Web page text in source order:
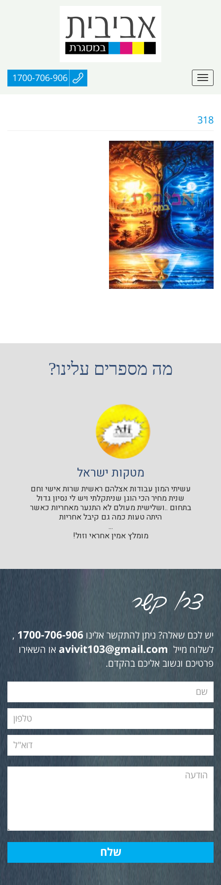
1700-706-906
318
מה מספרים עלינו?
מטקות ישראל
עשיתי המון עבודות אצלהם ראשית שרות אישי וחם
שנית מחיר הכי הוגן שניתקלתי ויש לי נסיון גדול
בתחום ..ושלישית מעולם לא התנער מאחריות כאשר
היתה טעות כמה גם קיבל אחריות
...
מומלץ אמין אחראי וזול!
יש לכם שאלה? ניתן להתקשר אלינו 1700-706-906
,
לשלוח מייל avivit103@gmail.com או השאירו
פרטיכם ונשוב אליכם בהקדם.